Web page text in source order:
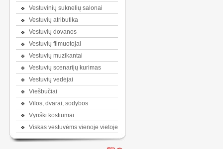
Vestuvinių suknelių salonai
Vestuvių atributika
Vestuvių dovanos
Vestuvių filmuotojai
Vestuvių muzikantai
Vestuvių scenarijų kurimas
Vestuvių vedėjai
Viešbučiai
Vilos, dvarai, sodybos
Vyriški kostiumai
Viskas vestuvėms vienoje vietoje